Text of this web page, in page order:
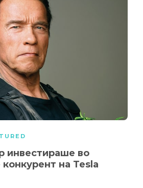
инвестираше во
конкурент на Tesla